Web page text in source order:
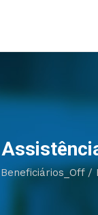
Beneficiários_Off/